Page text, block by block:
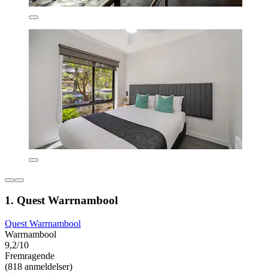
1. Quest Warrnambool
Quest Warrnambool
Warrnambool
9,2/10
Fremragende
(818 anmeldelser)